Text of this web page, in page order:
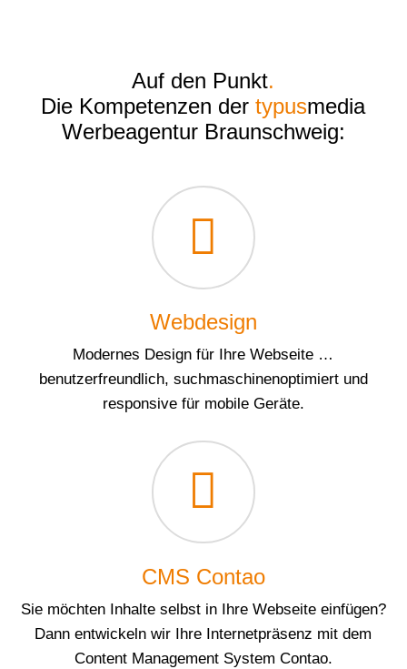
Auf den Punkt.
Die Kompetenzen dertypusmedia
Werbeagentur Braunschweig:
Webdesign
Modernes Design für Ihre Webseite …
benutzerfreundlich, suchmaschinenoptimiert und
responsive für mobile Geräte.
CMS Contao
Sie möchten Inhalte selbst in Ihre Webseite einfügen?
Dann entwickeln wir Ihre Internetpräsenz mit dem
Content Management System Contao.